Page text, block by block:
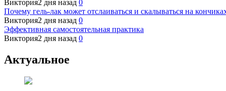
Виктория2 дня назад 0
Почему гель-лак может отслаиваться и скалываться на
Виктория2 дня назад 0
Эффективная самостоятельная практика
Виктория2 дня назад 0
Актуальное